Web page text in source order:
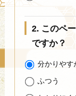
2. このペ
ですか？
分かりやす
ふつう